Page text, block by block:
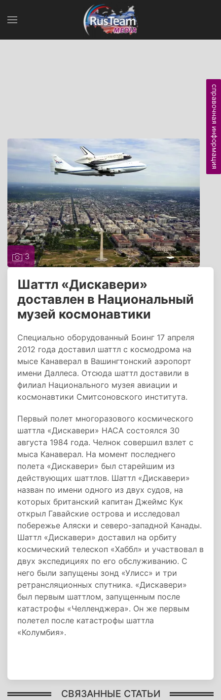
3
Шаттл «Дискавери»
доставлен в Национальный
музей космонавтики
Специально оборудованный Боинг 17 апреля
2012 года доставил шаттл с космодрома на
мысе Канаверал в Вашингтонский аэропорт
имени Даллеса. Отсюда шаттл доставили в
филиал Национального музея авиации и
космонавтики Смитсоновского института.
Первый полет многоразового космического
шаттла «Дискавери» НАСА состоялся 30
августа 1984 года. Челнок совершил взлет с
мыса Канаверал. На момент последнего
полета «Дискавери» был старейшим из
действующих шаттлов. Шаттл «Дискавери»
назван по имени одного из двух судов, на
которых британский капитан Джеймс Кук
открыл Гавайские острова и исследовал
побережье Аляски и северо-западной Канады.
Шаттл «Дискавери» доставил на орбиту
космический телескоп «Хаббл» и участвовал в
двух экспедициях по его обслуживанию. С
него были запущены зонд «Улисс» и три
ретрансляционных спутника. «Дискавери»
был первым шаттлом, запущенным после
катастрофы «Челленджера». Он же первым
полетел после катастрофы шаттла
«Колумбия».
СВЯЗАННЫЕ СТАТЬИ
справочная информация